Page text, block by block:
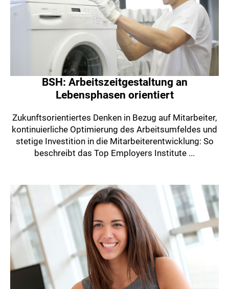
BSH: Arbeitszeitgestaltung an
Lebensphasen orientiert
Zukunftsorientiertes Denken in Bezug auf Mitarbeiter,
kontinuierliche Optimierung des Arbeitsumfeldes und
stetige Investition in die Mitarbeiterentwicklung: So
beschreibt das Top Employers Institute ...